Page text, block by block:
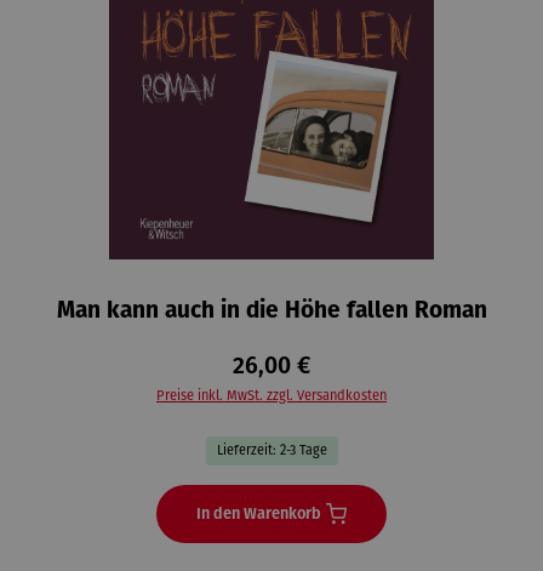
Man kann auch in die Höhe fallen Roman
26,00 €
Preise inkl. MwSt. zzgl. Versandkosten
Lieferzeit: 2-3 Tage
In den Warenkorb